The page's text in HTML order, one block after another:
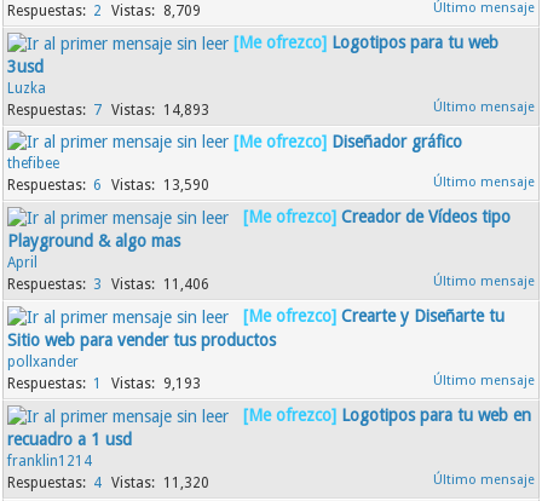
2
8,709
[Me ofrezco] Logotipos para tu web
3usd
Luzka
7
14,893
[Me ofrezco] Diseñador gráfico
thefibee
6
13,590
[Me ofrezco] Creador de Vídeos tipo
Playground & algo mas
April
3
11,406
[Me ofrezco] Crearte y Diseñarte tu
Sitio web para vender tus productos
pollxander
1
9,193
[Me ofrezco] Logotipos para tu web en
recuadro a 1 usd
franklin1214
4
11,320